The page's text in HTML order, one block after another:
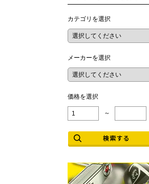
カテゴリを選択
メーカーを選択
価格を選択
～